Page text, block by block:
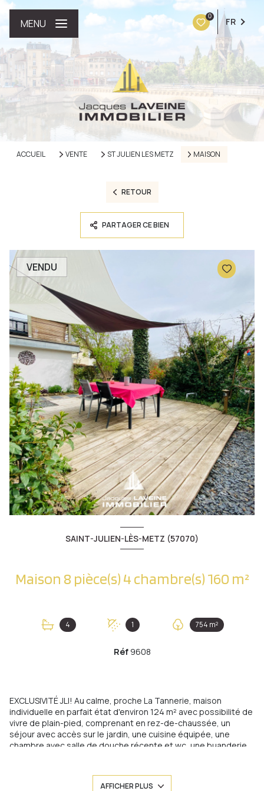
0 FR
MENU
ACCUEIL VENTE ST JULIEN LES METZ MAISON
RETOUR
PARTAGER CE BIEN
VENDU
SAINT-JULIEN-LÈS-METZ (57070)
Maison 8 pièce(s) 4 chambre(s) 160 m²
4 1 754 m²
Réf 9608
EXCLUSIVITÉ JLI! Au calme, proche La Tannerie, maison
individuelle en parfait état d'environ 124 m² avec possibilité de
vivre de plain-pied, comprenant en rez-de-chaussée, un
séjour avec accès sur le jardin, une cuisine équipée, une
chambre avec salle de douche récente et wc, une buanderie
chambre, une salle de douche récente et un wc ind. Au
AFFICHER PLUS